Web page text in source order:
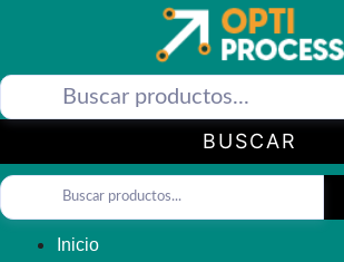
BUSCAR
Inicio